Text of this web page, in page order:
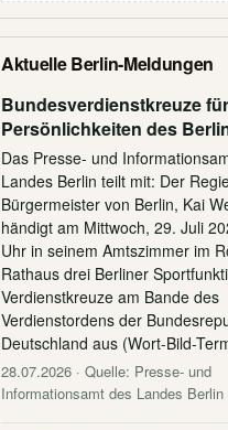
Aktuelle Berlin-Meldungen
Bundesverdienstkreuze
Persönlichkeiten des
Das Presse- und
Landes Berlin teilt mit: Der
Bürgermeister von Berlin, Kai
händigt am Mittwoch, 29. Juli
Uhr in seinem Amtszimmer im
Rathaus drei Berliner
Verdienstkreuze am Bande des
Verdienstordens der
Deutschland aus (Wort-Bild-
28.07.2026 · Quelle: Presse- und
Informationsamt des Landes Berlin